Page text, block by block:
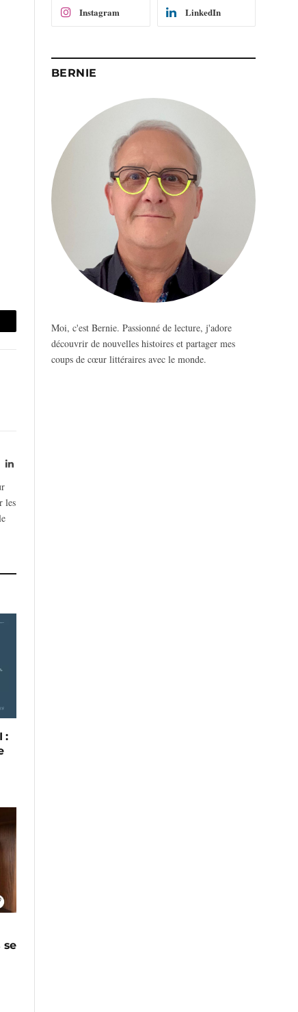
LinkedIn
les
:
se
Instagram LinkedIn
BERNIE
Moi, c'est Bernie. Passionné de lecture, j'adore
découvrir de nouvelles histoires et partager mes
coups de cœur littéraires avec le monde.